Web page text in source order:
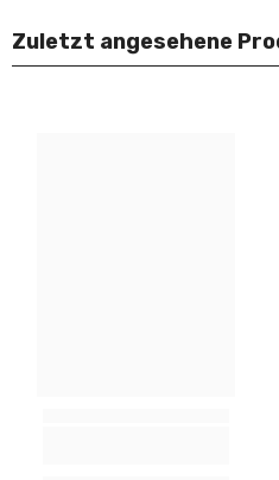
Zuletzt angesehene